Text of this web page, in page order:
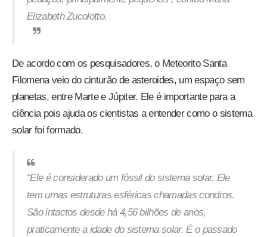
Elizabeth Zucolotto.
De acordo com os pesquisadores, o Meteorito Santa
Filomena veio do cinturão de asteroides, um espaço sem
planetas, entre Marte e Júpiter. Ele é importante para a
ciência pois ajuda os cientistas a entender como o sistema
solar foi formado.
“Ele é considerado um fóssil do sistema solar. Ele
tem umas estruturas esféricas chamadas condros.
São intactos desde há 4,56 bilhões de anos,
praticamente a idade do sistema solar. É o passado